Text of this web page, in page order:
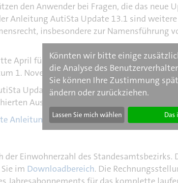
den Anwender bei Fragen, die das neue
Anleitung AutiSta Update 13.1 sind weitere
insbesondere zur Namensführung
April für das Update zum 1. Mai und Mitte
1. November.
Update Anleitungen ist als zusätzliches
Ausgabe und direkt beim Verlag
Anleitungen online
der Einwohnerzahl des Standesamtsbezirks.
im Downloadbereich. Die
Könnten wir bitte einige
die Analyse des
Sie können Ihre Zustimmung
ändern oder zurückziehen.
Lassen Sie mich wählen Das